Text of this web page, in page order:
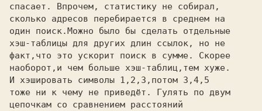
спасает. Впрочем, статистику не собирал,
сколько адресов перебирается в среднем на
один поиск.Можно было бы сделать отдельные
хэш-таблицы для других длин ссылок, но не
факт,что это ускорит поиск в сумме. Скорее
наоборот,и чем больше хэш-таблиц,тем хуже.
И хэшировать символы 1,2,3,потом 3,4,5
тоже ни к чему не приведёт. Гулять по двум
цепочкам со сравнением расстояний